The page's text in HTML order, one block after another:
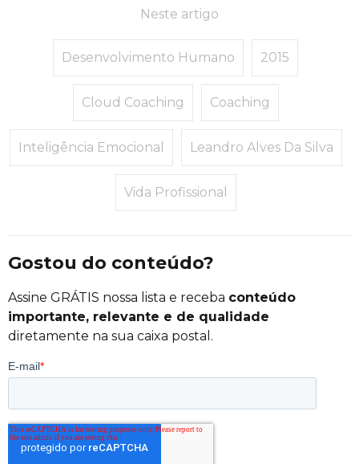
Neste artigo
Desenvolvimento Humano 2015
Cloud Coaching Coaching
Inteligência Emocional Leandro Alves Da Silva
Vida Profissional
Gostou do conteúdo?
Assine GRÁTIS nossa lista e receba conteúdo
importante, relevante e de qualidade
diretamente na sua caixa postal.